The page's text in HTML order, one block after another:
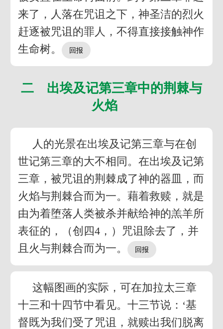
来了，人落在咒诅之下，神圣洁的烈火
赶逐被咒诅的罪人，不得直接接触神作
生命树。
二 出埃及记第三章中的荆棘与
火焰
人的光景在出埃及记第三章与在创
世记第三章的大不相同。在出埃及记第
三章，被咒诅的荆棘成了神的器皿，而
火焰与荆棘合而为一。藉着救赎，就是
由为着堕落人类被杀并献给神的羔羊所
表征的，（创四4，）咒诅除去了，并
且火与荆棘合而为一。
这幅图画的实际，可在加拉太三章
十三和十四节中看见。十三节说：‘基
督既为我们受了咒诅，就赎出我们脱离